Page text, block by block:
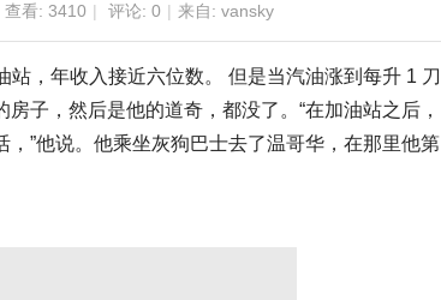
查看: 3410 | 评论: 0 | 来自: vansky
，年收入接近六位数。 但是当汽油涨到每升 1 刀
子，然后是他的道奇，都没了。“在加油站之后，
”他说。他乘坐灰狗巴士去了温哥华，在那里他第